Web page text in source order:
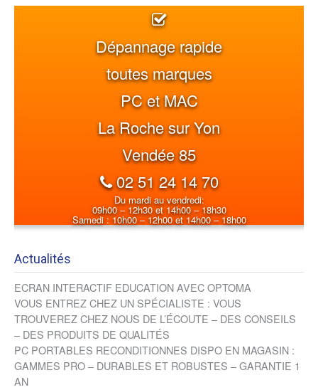
Dépannage rapide
toutes marques
PC et MAC
La Roche sur Yon
Vendée 85
02 51 24 14 70
Du mardi au vendredi:
09h00 – 12h30 et 14h00 – 18h30
Samedi : 10h00 – 12h00 et 14h00 – 18h00
Actualités
ECRAN INTERACTIF EDUCATION AVEC OPTOMA
VOUS ENTREZ CHEZ UN SPÉCIALISTE : VOUS
TROUVEREZ CHEZ NOUS DE L’ÉCOUTE – DES CONSEILS
– DES PRODUITS DE QUALITÉS
PC PORTABLES RECONDITIONNES DISPO EN MAGASIN :
GAMMES PRO – DURABLES ET ROBUSTES – GARANTIE 1
AN